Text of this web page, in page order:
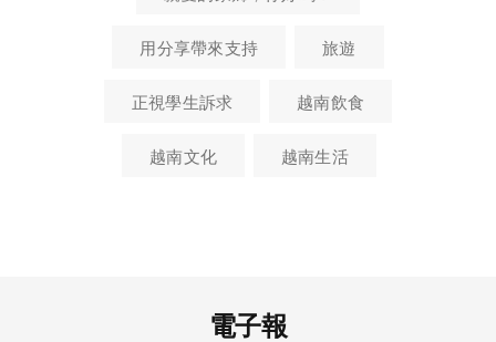
用分享帶來支持 旅遊
正視學生訴求 越南飲食
越南文化 越南生活
電子報